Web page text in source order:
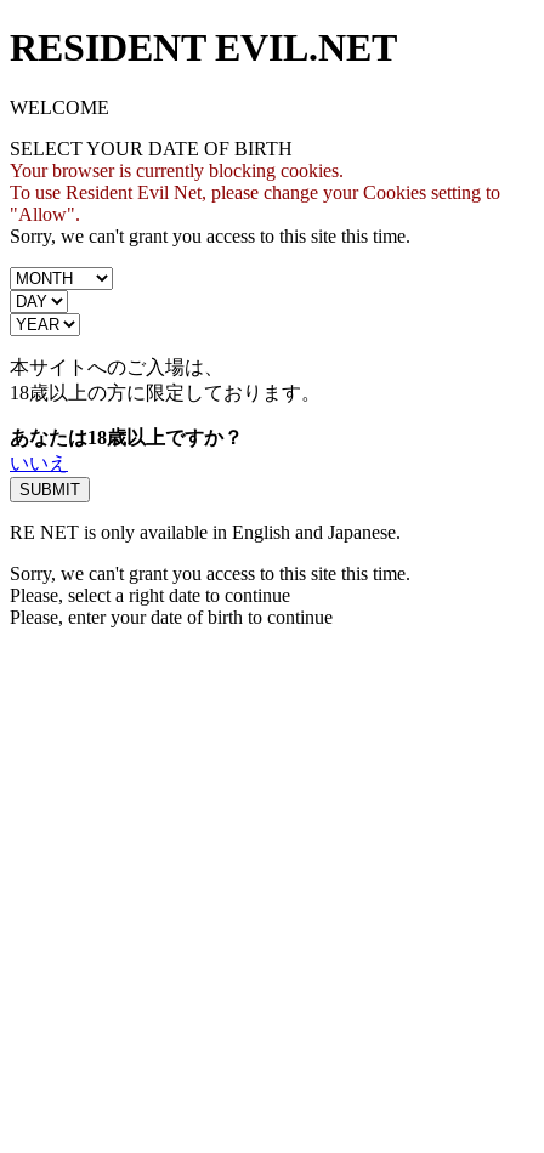
RESIDENT EVIL.NET
WELCOME
SELECT YOUR DATE OF BIRTH
Your browser is currently blocking cookies.
To use Resident Evil Net, please change your Cookies setting to
"Allow".
Sorry, we can't grant you access to this site this time.
本サイトへのご入場は、
18歳以上の方に限定しております。
あなたは18歳以上ですか？
いいえ
RE NET is only available in English and Japanese.
Sorry, we can't grant you access to this site this time.
Please, select a right date to continue
Please, enter your date of birth to continue